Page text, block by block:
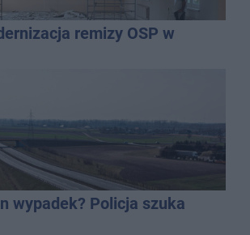
remizy OSP w
wypadek? Policja szuka